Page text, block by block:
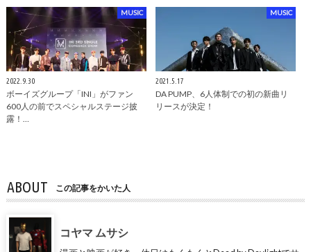
MUSIC
2022.9.30
ボーイズグループ「INI」がファン
600人の前でスペシャルステージ披
露！…
MUSIC
2021.5.17
DA PUMP、6人体制での初の新曲リ
リースが決定！
ABOUT この記事をかいた人
コヤマ ムサシ